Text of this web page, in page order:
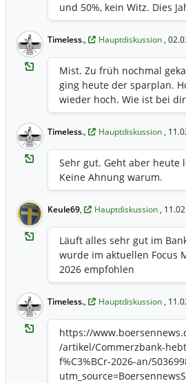
und 50%, kein Witz. Dies
wohl 40% sein, erste
zweite im September. Die
keine Quellensteuer
was das wird...
Timeless., Hauptdiskussion ,
Mist. Zu früh nochmal
ging heute der sparplan.
wieder hoch. Wie ist bei
Timeless., Hauptdiskussion ,
Sehr gut. Geht aber heute
Keine Ahnung warum.
Keule69, Hauptdiskussion ,
Läuft alles sehr gut im
wurde im aktuellen Focus
2026 empfohlen
Timeless., Hauptdiskussion ,
https://
/artikel/Commerzbank-
f%C3%BCr-2026-an/